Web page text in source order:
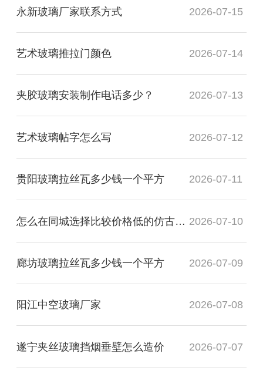
永新玻璃厂家联系方式 2026-07-15
艺术玻璃推拉门颜色 2026-07-14
夹胶玻璃安装制作电话多少？ 2026-07-13
艺术玻璃帖字怎么写 2026-07-12
贵阳玻璃拉丝瓦多少钱一个平方 2026-07-11
怎么在同城选择比较价格低的仿古镜厂家 2026-07-10
廊坊玻璃拉丝瓦多少钱一个平方 2026-07-09
阳江中空玻璃厂家 2026-07-08
遂宁夹丝玻璃挡烟垂壁怎么造价 2026-07-07